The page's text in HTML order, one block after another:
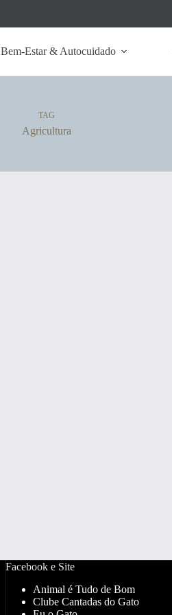
Bem-Estar & Autocuidado
TAG
Agricultura
Facebook e Site
Animal é Tudo de Bom
Clube Cantadas do Gato